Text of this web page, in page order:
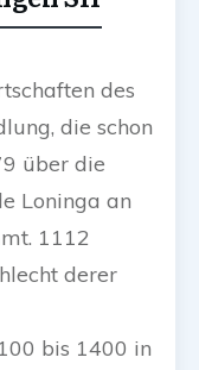
des
die schon
über die
Loninga an
1112
derer
bis 1400 in